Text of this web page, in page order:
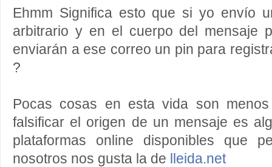
Ehmm Significa esto que si yo envío
arbitrario y en el cuerpo del mensaje
enviarán a ese correo un pin para
?
Pocas cosas en esta vida son
falsificar el origen de un mensaje es
plataformas online disponibles que
nosotros nos gusta la de
lleida.net